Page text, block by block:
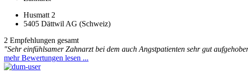
Husmatt 2
5405 Dättwil AG (Schweiz)
2 Empfehlungen gesamt
"Sehr einfühlsamer Zahnarzt bei dem auch Angstpatienten sehr gut
mehr Bewertungen lesen ...